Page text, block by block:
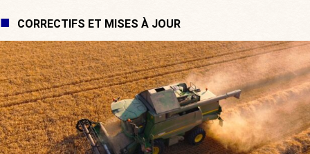
CORRECTIFS ET MISES À JOUR